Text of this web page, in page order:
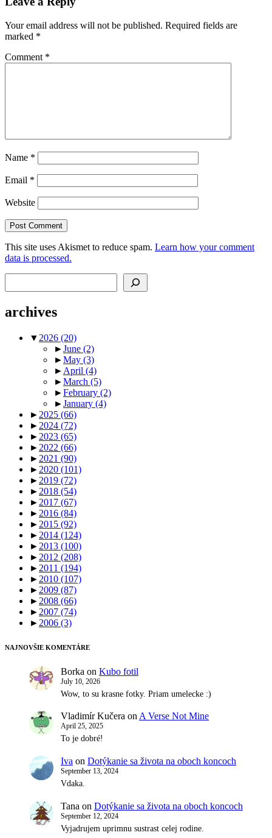
Your email address will not be published. Required fields are
marked *
Comment *
Name *
Email *
Website
This site uses Akismet to reduce spam. Learn how your comment
data is processed.
archives
▼ 2026 (20)
►June (2)
►May (3)
► April (4)
►March (5)
►February (2)
►January (4)
► 2025 (66)
► 2024 (72)
► 2023 (65)
► 2022 (66)
► 2021 (90)
► 2020 (101)
► 2019 (72)
► 2018 (54)
► 2017 (67)
► 2016 (84)
► 2015 (92)
► 2014 (124)
► 2013 (100)
► 2012 (208)
► 2011 (194)
► 2010 (107)
► 2009 (87)
► 2008 (66)
► 2007 (74)
► 2006 (3)
NAJNOVŠIE KOMENTÁRE
Borka on Kubo fotil
July 10, 2026
Wow, to su krasne fotky. Priam umelecke :)
Vladimír Kučera on A Verse Not Mine
April 25, 2025
To je dobré!
Iva on Dotýkanie sa života na oboch koncoch
September 13, 2024
Vdaka.
Tana on Dotýkanie sa života na oboch koncoch
September 12, 2024
Vyjadrujem uprimnu sustrast celej rodine.